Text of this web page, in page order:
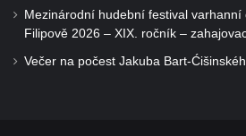
Mezinárodní hudební festival varhanní
Filipově 2026 – XIX. ročník –
Večer na počest Jakuba Bart-